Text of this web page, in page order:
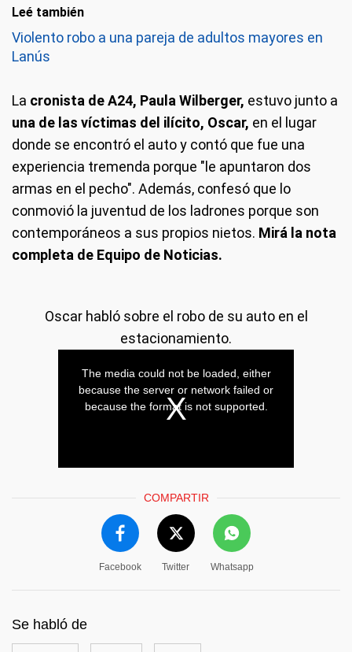
Leé también
Violento robo a una pareja de adultos mayores en
Lanús
La cronista de A24, Paula Wilberger, estuvo junto a
una de las víctimas del ilícito, Oscar, en el lugar
donde se encontró el auto y contó que fue una
experiencia tremenda porque "le apuntaron dos
armas en el pecho". Además, confesó que lo
conmovió la juventud de los ladrones porque son
contemporáneos a sus propios nietos. Mirá la nota
completa de Equipo de Noticias.
Oscar habló sobre el robo de su auto en el
estacionamiento.
COMPARTIR
Facebook Twitter Whatsapp
Se habló de